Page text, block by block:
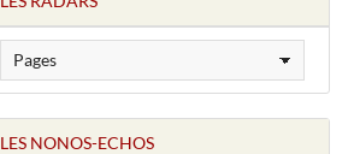
LES NONOS-ECHOS